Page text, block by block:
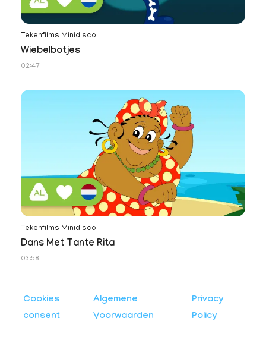
Tekenfilms Minidisco
Wiebelbotjes
02:47
Tekenfilms Minidisco
Dans Met Tante Rita
03:58
Cookies
consent
Algemene
Voorwaarden
Privacy
Policy